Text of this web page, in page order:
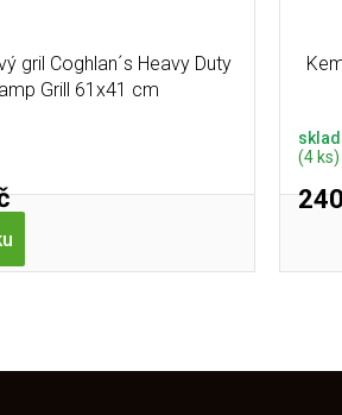
gril Coghlan´s Heavy Duty
Grill 61x41 cm
(4 ks)